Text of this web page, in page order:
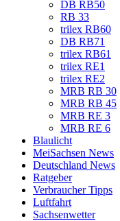
DB RB50
RB 33
trilex RB60
DB RB71
trilex RB61
trilex RE1
trilex RE2
MRB RB 30
MRB RB 45
MRB RE 3
MRB RE 6
Blaulicht
MeiSachsen News
Deutschland News
Ratgeber
Verbraucher Tipps
Luftfahrt
Sachsenwetter